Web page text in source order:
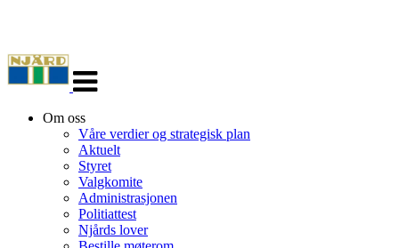
navigasjon
Om oss
Våre verdier og strategisk plan
Aktuelt
Styret
Valgkomite
Administrasjonen
Politiattest
Njårds lover